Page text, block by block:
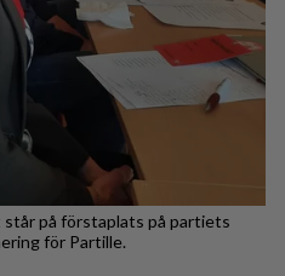
på förstaplats på partiets
för Partille.